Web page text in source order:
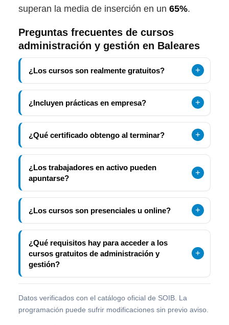
superan la media de inserción en un 65%.
Preguntas frecuentes de cursos
administración y gestión en Baleares
¿Los cursos son realmente gratuitos?
¿Incluyen prácticas en empresa?
¿Qué certificado obtengo al terminar?
¿Los trabajadores en activo pueden
apuntarse?
¿Los cursos son presenciales u online?
¿Qué requisitos hay para acceder a los
cursos gratuitos de administración y
gestión?
Datos verificados con el catálogo oficial de SOIB. La
programación puede sufrir modificaciones sin previo aviso.